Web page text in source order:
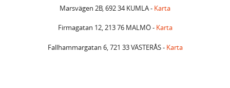
Marsvägen 2B, 692 34 KUMLA - Karta
Firmagatan 12, 213 76 MALMÖ - Karta
Fallhammargatan 6, 721 33 VÄSTERÅS - Karta